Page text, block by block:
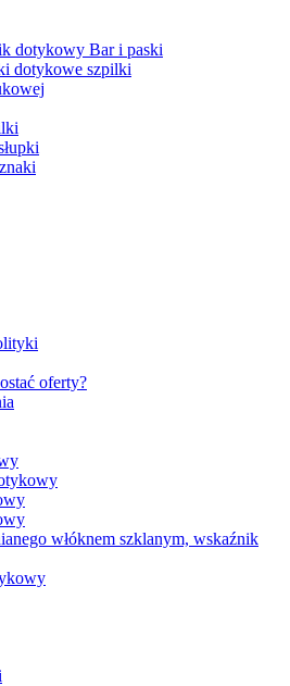
dotykowy Bar i paski
dotykowe szpilki
oferty?
włóknem szklanym, wskaźnik